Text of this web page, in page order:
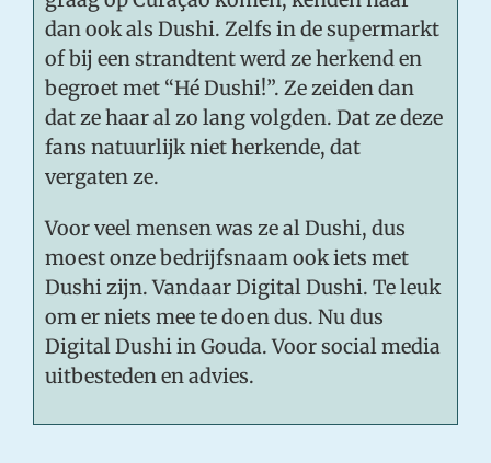
dan ook als Dushi. Zelfs in de supermarkt
of bij een strandtent werd ze herkend en
begroet met “Hé Dushi!”. Ze zeiden dan
dat ze haar al zo lang volgden. Dat ze deze
fans natuurlijk niet herkende, dat
vergaten ze.
Voor veel mensen was ze al Dushi, dus
moest onze bedrijfsnaam ook iets met
Dushi zijn. Vandaar Digital Dushi. Te leuk
om er niets mee te doen dus. Nu dus
Digital Dushi in Gouda. Voor social media
uitbesteden en advies.